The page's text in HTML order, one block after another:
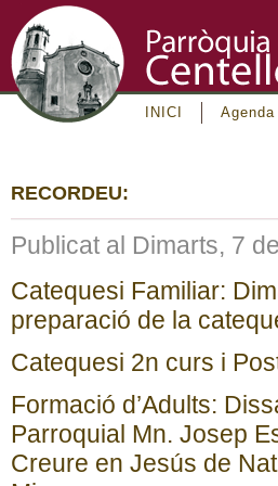
INICI Agenda
RECORDEU:
Publicat al Dimarts, 7
Catequesi Familiar:
preparació de la
Catequesi 2n curs i
Formació d’Adults:
Parroquial Mn. Josep
Creure en Jesús de